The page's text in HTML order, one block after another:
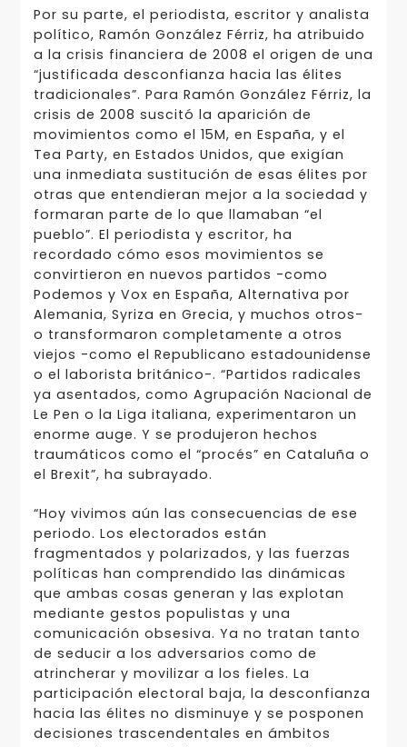
Por su parte, el periodista, escritor y analista
político, Ramón González Férriz, ha atribuido
a la crisis financiera de 2008 el origen de una
“justificada desconfianza hacia las élites
tradicionales”. Para Ramón González Férriz, la
crisis de 2008 suscitó la aparición de
movimientos como el 15M, en España, y el
Tea Party, en Estados Unidos, que exigían
una inmediata sustitución de esas élites por
otras que entendieran mejor a la sociedad y
formaran parte de lo que llamaban “el
pueblo”. El periodista y escritor, ha
recordado cómo esos movimientos se
convirtieron en nuevos partidos -como
Podemos y Vox en España, Alternativa por
Alemania, Syriza en Grecia, y muchos otros-
o transformaron completamente a otros
viejos -como el Republicano estadounidense
o el laborista británico-. “Partidos radicales
ya asentados, como Agrupación Nacional de
Le Pen o la Liga italiana, experimentaron un
enorme auge. Y se produjeron hechos
traumáticos como el “procés” en Cataluña o
el Brexit”, ha subrayado.
“Hoy vivimos aún las consecuencias de ese
periodo. Los electorados están
fragmentados y polarizados, y las fuerzas
políticas han comprendido las dinámicas
que ambas cosas generan y las explotan
mediante gestos populistas y una
comunicación obsesiva. Ya no tratan tanto
de seducir a los adversarios como de
atrincherar y movilizar a los fieles. La
participación electoral baja, la desconfianza
hacia las élites no disminuye y se posponen
decisiones trascendentales en ámbitos